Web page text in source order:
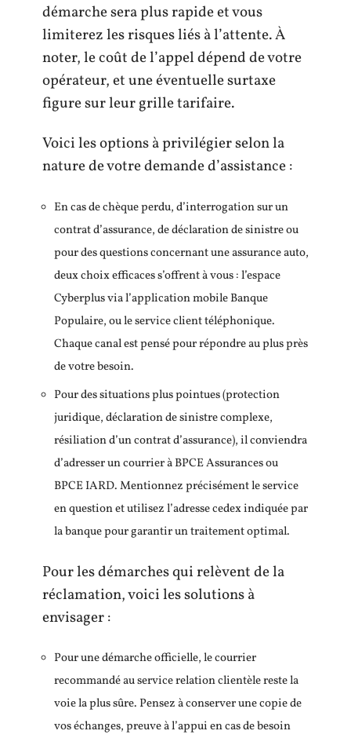
démarche sera plus rapide et vous
limiterez les risques liés à l’attente. À
noter, le coût de l’appel dépend de votre
opérateur, et une éventuelle surtaxe
figure sur leur grille tarifaire.
Voici les options à privilégier selon la
nature de votre demande d’assistance :
En cas de chèque perdu, d’interrogation sur un
contrat d’assurance, de déclaration de sinistre ou
pour des questions concernant une assurance auto,
deux choix efficaces s’offrent à vous : l’espace
Cyberplus via l’application mobile Banque
Populaire, ou le service client téléphonique.
Chaque canal est pensé pour répondre au plus près
de votre besoin.
Pour des situations plus pointues (protection
juridique, déclaration de sinistre complexe,
résiliation d’un contrat d’assurance), il conviendra
d’adresser un courrier à BPCE Assurances ou
BPCE IARD. Mentionnez précisément le service
en question et utilisez l’adresse cedex indiquée par
la banque pour garantir un traitement optimal.
Pour les démarches qui relèvent de la
réclamation, voici les solutions à
envisager :
Pour une démarche officielle, le courrier
recommandé au service relation clientèle reste la
voie la plus sûre. Pensez à conserver une copie de
vos échanges, preuve à l’appui en cas de besoin